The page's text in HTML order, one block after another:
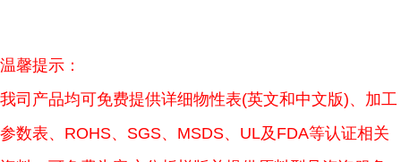
温馨提示：
我司产品均可免费提供详细物性表(英文和中文版)、加工
参数表、ROHS、SGS、MSDS、UL及FDA等认证相关